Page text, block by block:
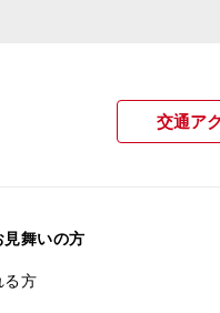
交通ア
見舞いの方
る方